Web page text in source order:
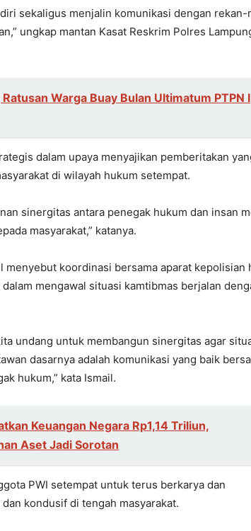
sekaligus menjalin komunikasi dengan rekan-
ungkap mantan Kasat Reskrim Polres
Warga Buay Bulan Ultimatum PTPN I
dalam upaya menyajikan pemberitakan
di wilayah hukum setempat.
sinergitas antara penegak hukum dan insan
masyarakat,” katanya.
menyebut koordinasi bersama aparat kepolisian
mengawal situasi kamtibmas berjalan
undang untuk membangun sinergitas agar
dasarnya adalah komunikasi yang baik
hukum,” kata Ismail.
Keuangan Negara Rp1,14 Triliun,
Aset Jadi Sorotan
PWI setempat untuk terus berkarya dan
kondusif di tengah masyarakat.